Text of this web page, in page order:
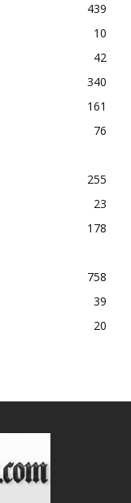
439
10
42
340
161
76
255
23
178
758
39
20